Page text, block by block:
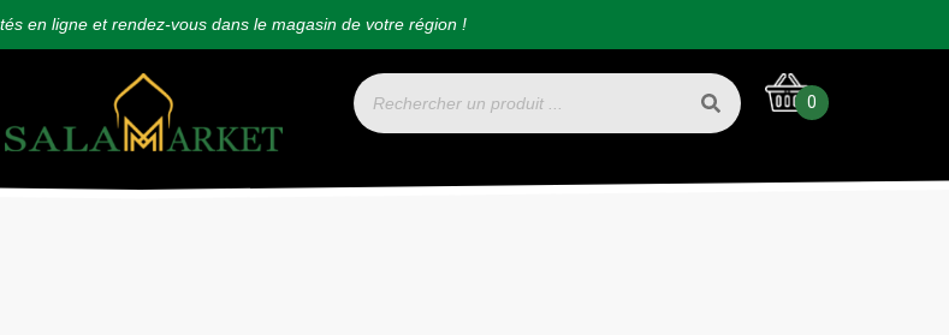
en ligne et rendez-vous dans le magasin de votre région !
0